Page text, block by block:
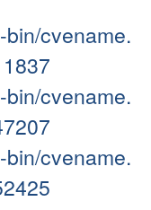
cvename.
cvename.
cvename.